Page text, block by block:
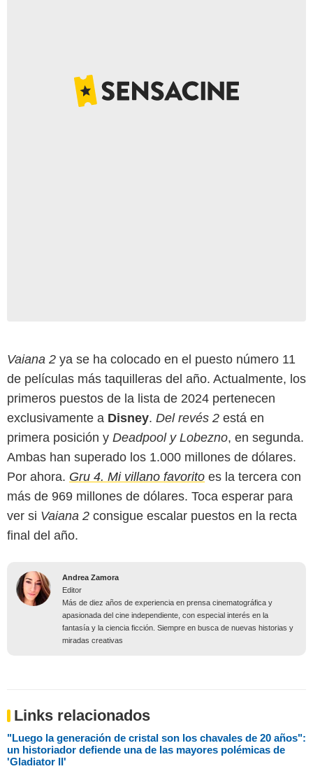
Vaiana 2 ya se ha colocado en el puesto número 11
de películas más taquilleras del año. Actualmente, los
primeros puestos de la lista de 2024 pertenecen
exclusivamente a Disney. Del revés 2 está en
primera posición y Deadpool y Lobezno, en segunda.
Ambas han superado los 1.000 millones de dólares.
Por ahora. Gru 4. Mi villano favorito es la tercera con
más de 969 millones de dólares. Toca esperar para
ver si Vaiana 2 consigue escalar puestos en la recta
final del año.
Andrea Zamora
Editor
Más de diez años de experiencia en prensa cinematográfica y
apasionada del cine independiente, con especial interés en la
fantasía y la ciencia ficción. Siempre en busca de nuevas historias y
miradas creativas
Links relacionados
"Luego la generación de cristal son los chavales de 20 años":
un historiador defiende una de las mayores polémicas de
'Gladiator II'